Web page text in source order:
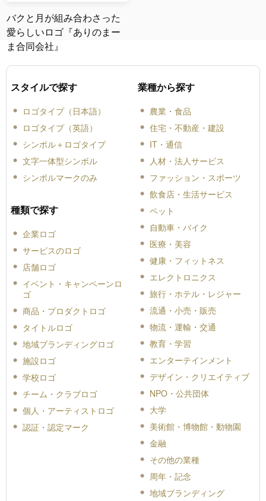
バクと月が組み合わさった
愛らしいロゴ『ありのまー
ま合同会社』
スタイルで探す
ロゴタイプ（日本語）
ロゴタイプ（英語）
シンボル＋ロゴタイプ
文字一体型シンボル
シンボルマークのみ
種類で探す
企業ロゴ
サービスのロゴ
店舗ロゴ
イベント・キャンペーンロ
ゴ
商品・プロダクトロゴ
タイトルロゴ
地域ブランディングロゴ
施設ロゴ
学校ロゴ
チーム・クラブロゴ
個人・アーティストロゴ
認証・認定マーク
業種から探す
農業・食品
住宅・不動産・建設
IT・通信
人材・法人サービス
ファッション・スポーツ
飲食店・生活サービス
ペット
自動車・バイク
医療・美容
健康・フィットネス
エレクトロニクス
旅行・ホテル・レジャー
流通・小売・販売
物流・運輸・交通
教育・学習
エンターテインメント
デザイン・クリエイティブ
NPO・公共団体
大学
美術館・博物館・動物園
金融
その他の業種
周年・記念
地域ブランディング